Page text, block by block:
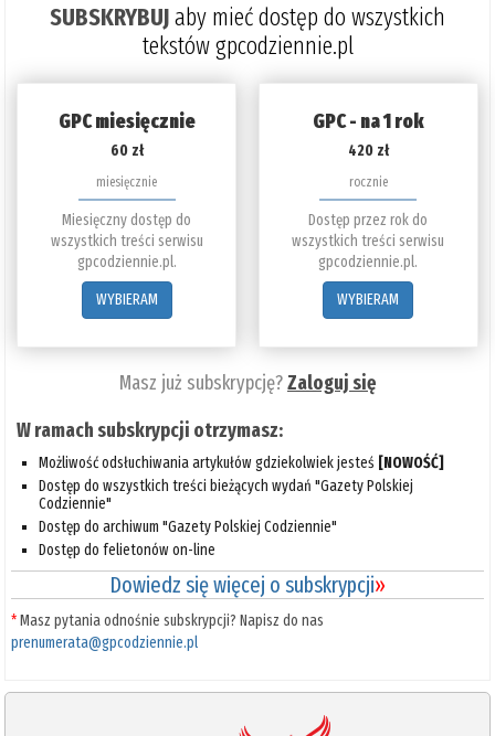
SUBSKRYBUJaby mieć dostęp do wszystkich
tekstów gpcodziennie.pl
GPC miesięcznie
60 zł
miesięcznie
Miesięczny dostęp do
wszystkich treści serwisu
gpcodziennie.pl.
WYBIERAM
GPC - na 1 rok
420 zł
rocznie
Dostęp przez rok do
wszystkich treści serwisu
gpcodziennie.pl.
WYBIERAM
Masz już subskrypcję?Zaloguj się
W ramach subskrypcji otrzymasz:
Możliwość odsłuchiwania artykułów gdziekolwiek jesteś [NOWOŚĆ]
Dostęp do wszystkich treści bieżących wydań "Gazety Polskiej
Codziennie"
Dostęp do archiwum "Gazety Polskiej Codziennie"
Dostęp do felietonów on-line
Dowiedz się więcej o subskrypcji»
*Masz pytania odnośnie subskrypcji? Napisz do nas
prenumerata@gpcodziennie.pl